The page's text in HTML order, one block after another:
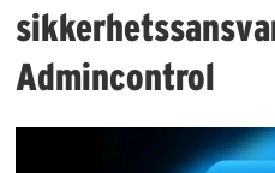
Admincontrol